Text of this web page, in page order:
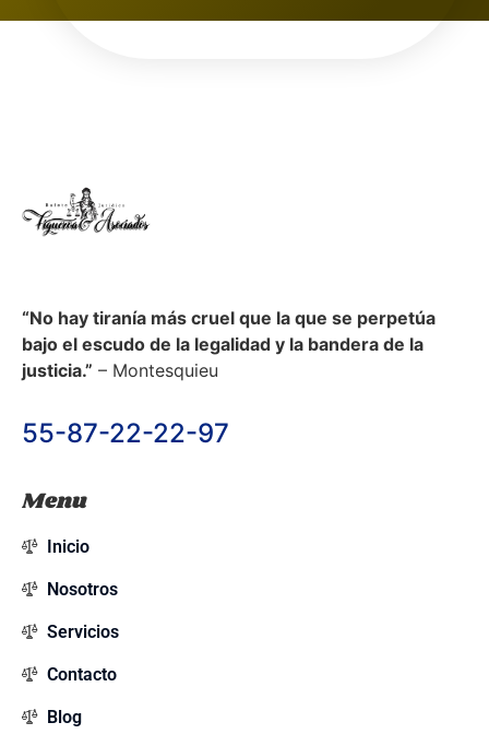
“No hay tiranía más cruel que la que se perpetúa
bajo el escudo de la legalidad y la bandera de la
justicia.” – Montesquieu
55-87-22-22-97
Menu
Inicio
Nosotros
Servicios
Contacto
Blog